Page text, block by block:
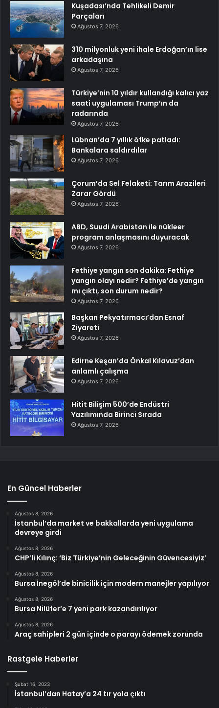
Kuşadası’nda Tehlikeli Demir
Parçaları
Ağustos 7, 2026
310 milyonluk yeni ihale Erdoğan’ın lise
arkadaşına
Ağustos 7, 2026
Türkiye’nin 10 yıldır kullandığı kalıcı yaz
saati uygulaması Trump’ın da
radarında
Ağustos 7, 2026
Lübnan’da 7 yıllık öfke patladı:
Bankalara saldırdılar
Ağustos 7, 2026
Çorum’da Sel Felaketi: Tarım Arazileri
Zarar Gördü
Ağustos 7, 2026
ABD, Suudi Arabistan ile nükleer
program anlaşmasını duyuracak
Ağustos 7, 2026
Fethiye yangın son dakika: Fethiye
yangın olayı nedir? Fethiye’de yangın
mı çıktı, son durum nedir?
Ağustos 7, 2026
Başkan Pekyatırmacı’dan Esnaf
Ziyareti
Ağustos 7, 2026
Edirne Keşan’da Önkal Kılavuz’dan
anlamlı çalışma
Ağustos 7, 2026
Hitit Bilişim 500’de Endüstri
Yazılımında Birinci Sırada
Ağustos 7, 2026
En Güncel Haberler
Ağustos 8, 2026
İstanbul’da market ve bakkallarda yeni uygulama
devreye girdi
Ağustos 8, 2026
CHP’li Kılınç: ‘Biz Türkiye’nin Geleceğinin Güvencesiyiz’
Ağustos 8, 2026
Bursa İnegöl’de binicilik için modern manejler yapılıyor
Ağustos 8, 2026
Bursa Nilüfer’e 7 yeni park kazandırılıyor
Ağustos 8, 2026
Araç sahipleri 2 gün içinde o parayı ödemek zorunda
Rastgele Haberler
Şubat 16, 2023
İstanbul’dan Hatay’a 24 tır yola çıktı